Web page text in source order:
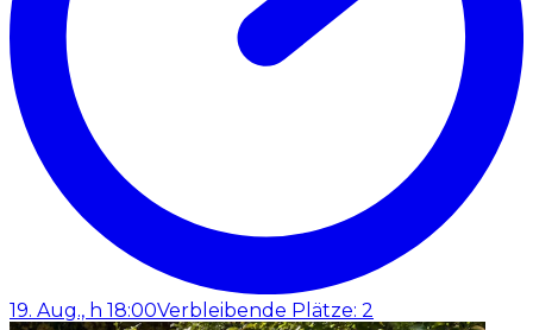
19. Aug., h 18:00Verbleibende Plätze: 2